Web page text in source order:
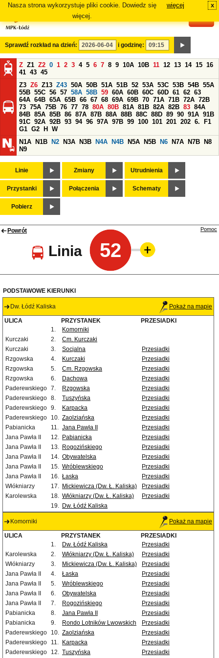
Nasza strona wykorzystuje pliki cookie. Dowiedz się
więcej.
więcej x
Sprawdź rozkład na dzień: i godzinę:
Z Z1 Z2 0 1 2 3 4 5 6 7 8 9 10A 10B 11 12 13 14 15 16
41 43 45
Z3 Z6 Z13 Z43 50A 50B 51A 51B 52 53A 53C 53B 54B 55A
55B 55C 56 57 58A 58B 59 60A 60B 60C 60D 61 62 63
64A 64B 65A 65B 66 67 68 69A 69B 70 71A 71B 72A 72B
73 75A 75B 76 77 78 80A 80B 81A 81B 82A 82B 83 84A
84B 85A 85B 86 87A 87B 88A 88B 88C 88D 89 90 91A 91B
91C 92A 92B 93 94 96 97A 97B 99 100 101 201 202 6.
F1
G1 G2 H
W
N1A
N1B N2 N3A N3B N4A N4B N5A N5B N6 N7A N7B
N8
N9
Linie Zmiany Utrudnienia
Przystanki Połączenia Schematy
Pobierz
Powrót
Linia 52
Pomoc
PODSTAWOWE KIERUNKI
Dw. Łódź Kaliska Pokaż na mapie
ULICA PRZYSTANEK
PRZESIADKI
1.
Komorniki
Kurczaki
2.
Cm. Kurczaki
Kurczaki
3. Socjalna
Przesiadki
Rzgowska
4. Kurczaki
Przesiadki
Rzgowska
5. Cm. Rzgowska
Przesiadki
Rzgowska
6. Dachowa
Przesiadki
Paderewskiego 7. Rzgowska
Przesiadki
Paderewskiego 8. Tuszyńska
Przesiadki
Paderewskiego 9. Karpacka
Przesiadki
Paderewskiego
10. Zaolziańska
Przesiadki
Pabianicka
11. Jana Pawła II
Przesiadki
Jana Pawła II
12. Pabianicka
Przesiadki
Jana Pawła II
13. Rogozińskiego
Przesiadki
Jana Pawła II
14. Obywatelska
Przesiadki
Jana Pawła II
15. Wróblewskiego
Przesiadki
Jana Pawła II
16. Łaska
Przesiadki
Włókniarzy
17. Mickiewicza (Dw. Ł. Kaliska)
Przesiadki
Karolewska
18. Włókniarzy (Dw. Ł. Kaliska)
Przesiadki
19. Dw. Łódź Kaliska
Komorniki Pokaż na mapie
ULICA PRZYSTANEK
PRZESIADKI
1.
Dw. Łódź Kaliska
Przesiadki
Karolewska
2. Włókniarzy (Dw. Ł. Kaliska)
Przesiadki
Włókniarzy
3. Mickiewicza (Dw. Ł. Kaliska)
Przesiadki
Jana Pawła II
4. Łaska
Przesiadki
Jana Pawła II
5. Wróblewskiego
Przesiadki
Jana Pawła II
6. Obywatelska
Przesiadki
Jana Pawła II
7. Rogozińskiego
Przesiadki
Pabianicka
8. Jana Pawła II
Przesiadki
Pabianicka
9. Rondo Lotników Lwowskich
Przesiadki
Paderewskiego
10. Zaolziańska
Przesiadki
Paderewskiego
11. Karpacka
Przesiadki
Paderewskiego
12. Tuszyńska Przesiadki